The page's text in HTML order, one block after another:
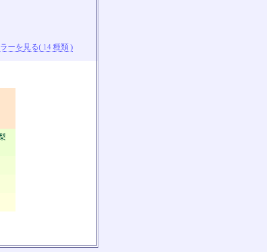
ーを見る( 14 種類 )